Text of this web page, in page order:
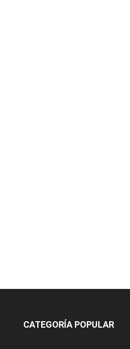
CATEGORÍA POPULAR